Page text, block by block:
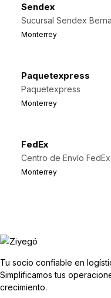
Sendex
Sucursal Sendex
Monterrey
Paquetexpress
Paquetexpress
Monterrey
FedEx
Centro de Envío FedEx
Monterrey
Tu socio confiable en
Simplificamos tus
crecimiento.